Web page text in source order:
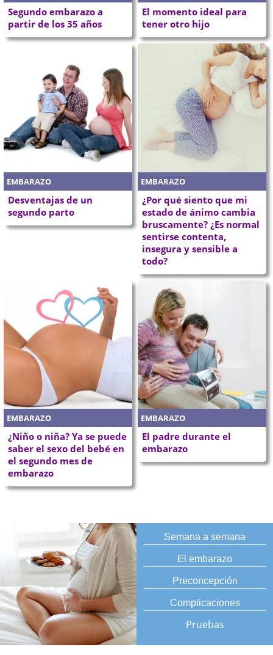
Segundo embarazo a
partir de los 35 años
El momento ideal para
tener otro hijo
EMBARAZO
Desventajas de un
segundo parto
EMBARAZO
¿Por qué siento que mi
estado de ánimo cambia
bruscamente? ¿Es normal
sentirse contenta,
insegura y sensible a
todo?
EMBARAZO
¿Niño o niña? Ya se puede
saber el sexo del bebé en
el segundo mes de
embarazo
EMBARAZO
El padre durante el
embarazo
Semana a semana
El embarazo
Preconcepción
Complicaciones
Pruebas